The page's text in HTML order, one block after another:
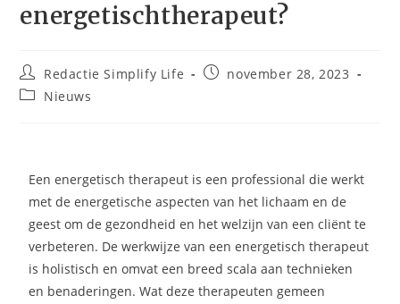
energetischtherapeut?
Redactie Simplify Life
november 28, 2023
Nieuws
Een energetisch therapeut is een professional die werkt
met de energetische aspecten van het lichaam en de
geest om de gezondheid en het welzijn van een cliënt te
verbeteren. De werkwijze van een energetisch therapeut
is holistisch en omvat een breed scala aan technieken
en benaderingen. Wat deze therapeuten gemeen